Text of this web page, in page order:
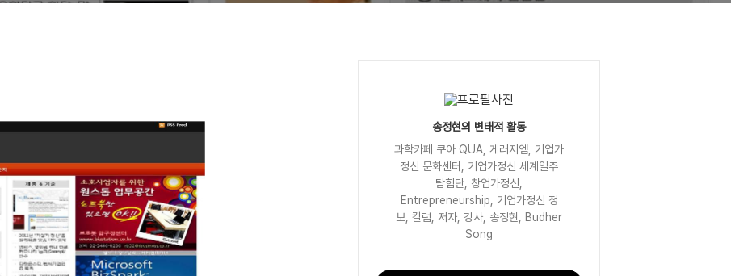
송정현의 변태적 활동
과학카페 쿠아 QUA, 게러지엠, 기업가
정신 문화센터, 기업가정신 세계일주
탐험단, 창업가정신,
Entrepreneurship, 기업가정신 정
보, 칼럼, 저자, 강사, 송정현, Budher
Song